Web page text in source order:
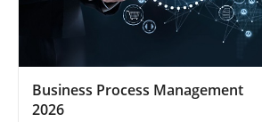
Business Process Management
2026